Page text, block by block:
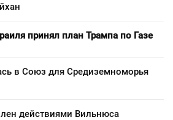
принял план Трампа по Газе
в Союз для Средиземноморья
действиями Вильнюса